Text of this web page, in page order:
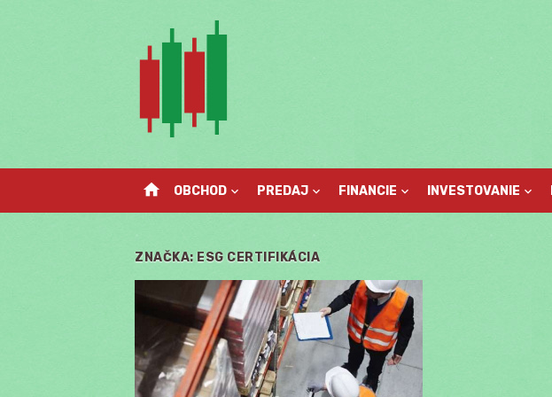
home OBCHOD PREDAJ FINANCIE INVESTOVANIE
ZNAČKA: ESG CERTIFIKÁCIA